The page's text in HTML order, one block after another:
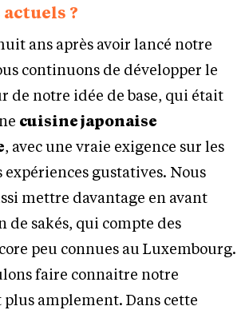
?
ans après avoir lancé notre
continuons de développer le
de notre idée de base, qui était
cuisine japonaise
, avec une vraie exigence sur les
gustatives. Nous
mettre davantage en avant
de sakés, qui compte des
peu connues au Luxembourg.
faire connaitre notre
amplement. Dans cette